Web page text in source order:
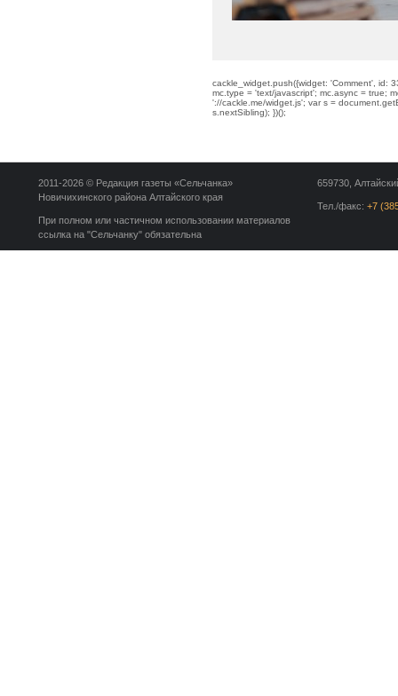
cackle_widget.push({widget: 'Comment', id:
mc.type = 'text/javascript'; mc.async = true;
'://cackle.me/widget.js'; var s =
s.nextSibling); })();
659730,
Тел./факс: +7
2011-2026 © Редакция газеты «Сельчанка»
Новичихинского района Алтайского края
При полном или частичном использовании материалов
ссылка на "Сельчанку" обязательна